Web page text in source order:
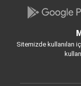
Sitemizde kullanılan